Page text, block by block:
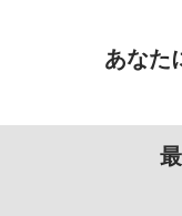
あなた